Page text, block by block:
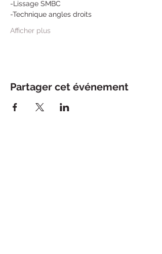
-Lissage SMBC
-Technique angles droits
Afficher plus
Partager cet événement